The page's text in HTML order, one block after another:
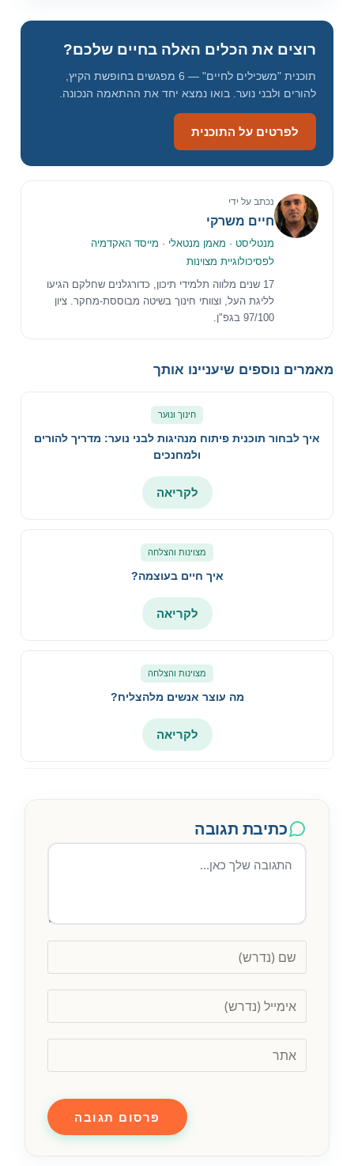
רוצים את הכלים האלה בחיים שלכם?
תוכנית "משכילים לחיים" — 6 מפגשים בחופשת הקיץ,
להורים ולבני נוער. בואו נמצא יחד את ההתאמה הנכונה.
לפרטים על התוכנית
נכתב על ידי
חיים משרקי
מנטליסט · מאמן מנטאלי · מייסד האקדמיה
לפסיכולוגיית מצוינות
17 שנים מלווה תלמידי תיכון, כדורגלנים שחלקם הגיעו
לליגת העל, וצוותי חינוך בשיטה מבוססת-מחקר. ציון
97/100 בגפ"ן.
מאמרים נוספים שיעניינו אותך
חינוך ונוער
איך לבחור תוכנית פיתוח מנהיגות לבני נוער: מדריך להורים
ולמחנכים
לקריאה
מצוינות והצלחה
איך חיים בעוצמה?
לקריאה
מצוינות והצלחה
מה עוצר אנשים מלהצליח?
לקריאה
כתיבת תגובה